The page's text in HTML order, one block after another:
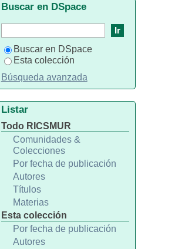
Buscar en DSpace
Buscar en DSpace
Esta colección
Búsqueda avanzada
Listar
Todo RICSMUR
Comunidades &
Colecciones
Por fecha de publicación
Autores
Títulos
Materias
Esta colección
Por fecha de publicación
Autores